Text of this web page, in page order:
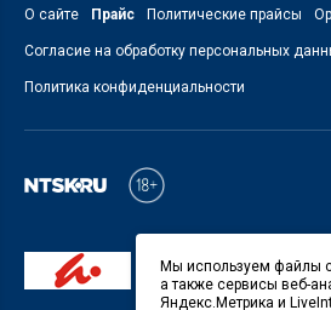
О сайте Прайс Политические прайсы
Согласие на обработку персональных
Политика конфиденциальности
Мы используем файлы
а также сервисы веб-
Яндекс.Метрика и